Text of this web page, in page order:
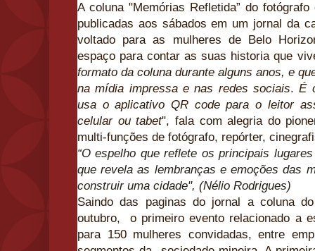
A coluna "Memórias Refletida” do
publicadas aos sábados em um jornal da
voltado para as mulheres de Belo
espaço para contar as suas historia que
formato da coluna durante alguns anos, e
na mídia impressa e nas redes sociais.É
usa o aplicativo QR code para o leitor
celular ou tabet", fala com alegria do
multi-funções de fotógrafo, repórter,
“O espelho que reflete os principais
que revela as lembranças e emoções das
construir uma cidade", (Nélio Rodrigues)
Saindo das paginas do jornal a coluna
outubro, o primeiro evento relacionado a
para 150 mulheres convidadas, entre